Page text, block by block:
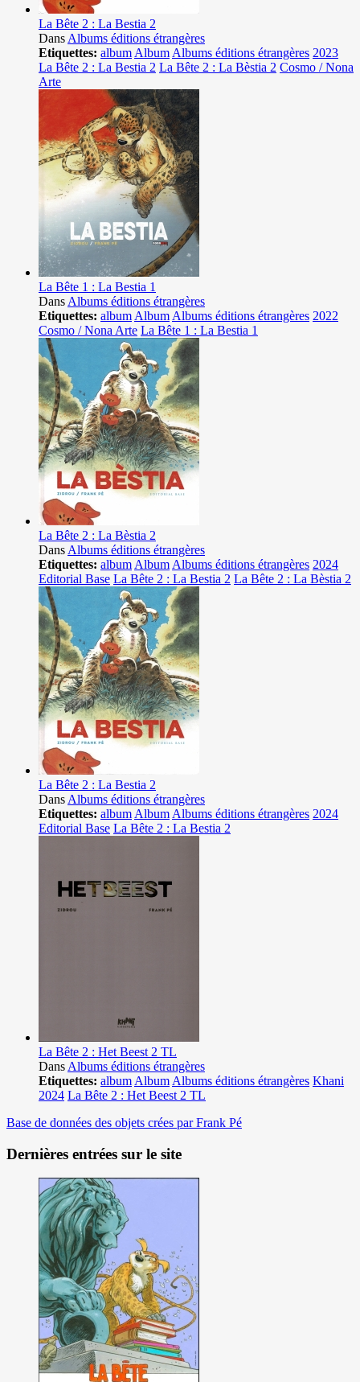
La Bête 2 : La Bestia 2
Dans Albums éditions étrangères
Etiquettes: album Album Albums éditions étrangères 2023
La Bête 2 : La Bestia 2 La Bête 2 : La Bèstia 2 Cosmo / Nona
Arte
La Bête 1 : La Bestia 1
Dans Albums éditions étrangères
Etiquettes: album Album Albums éditions étrangères 2022
Cosmo / Nona Arte La Bête 1 : La Bestia 1
La Bête 2 : La Bèstia 2
Dans Albums éditions étrangères
Etiquettes: album Album Albums éditions étrangères 2024
Editorial Base La Bête 2 : La Bestia 2 La Bête 2 : La Bèstia 2
La Bête 2 : La Bestia 2
Dans Albums éditions étrangères
Etiquettes: album Album Albums éditions étrangères 2024
Editorial Base La Bête 2 : La Bestia 2
La Bête 2 : Het Beest 2 TL
Dans Albums éditions étrangères
Etiquettes: album Album Albums éditions étrangères Khani
2024 La Bête 2 : Het Beest 2 TL
Base de données des objets crées par Frank Pé
Dernières entrées sur le site